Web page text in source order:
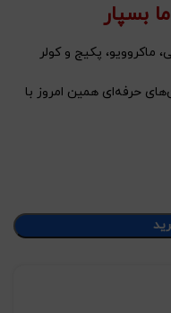
بسپار
پکیج و کولر
حرفه‌ای همین امروز با